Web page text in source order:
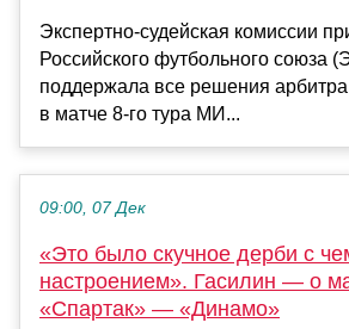
Экспертно‑судейская комиссии
Российского футбольного союза
поддержала все решения
в матче 8‑го тура МИ...
09:00, 07 Дек
«Это было скучное дерби с
настроением». Гасилин — о
«Спартак» — «Динамо»